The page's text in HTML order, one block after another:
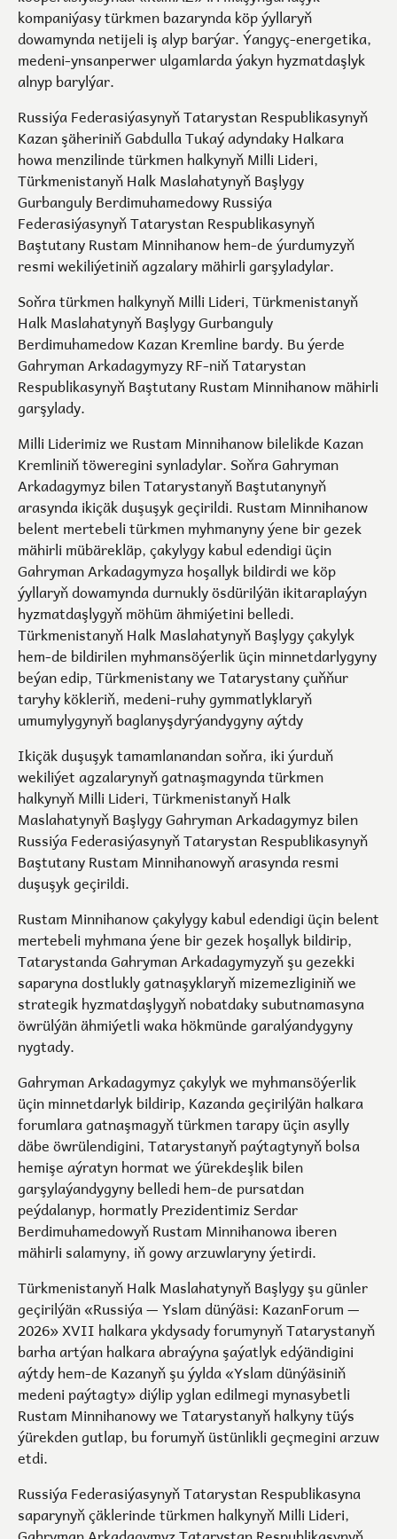
kompaniýasy türkmen bazarynda köp ýyllaryň
dowamynda netijeli iş alyp barýar. Ýangyç-energetika,
medeni-ynsanperwer ulgamlarda ýakyn hyzmatdaşlyk
alnyp barylýar.
Russiýa Federasiýasynyň Tatarystan Respublikasynyň
Kazan şäheriniň Gabdulla Tukaý adyndaky Halkara
howa menzilinde türkmen halkynyň Milli Lideri,
Türkmenistanyň Halk Maslahatynyň Başlygy
Gurbanguly Berdimuhamedowy Russiýa
Federasiýasynyň Tatarystan Respublikasynyň
Baştutany Rustam Minnihanow hem-de ýurdumyzyň
resmi wekiliýetiniň agzalary mähirli garşyladylar.
Soňra türkmen halkynyň Milli Lideri, Türkmenistanyň
Halk Maslahatynyň Başlygy Gurbanguly
Berdimuhamedow Kazan Kremline bardy. Bu ýerde
Gahryman Arkadagymyzy RF-niň Tatarystan
Respublikasynyň Baştutany Rustam Minnihanow mähirli
garşylady.
Milli Liderimiz we Rustam Minnihanow bilelikde Kazan
Kremliniň töweregini synladylar. Soňra Gahryman
Arkadagymyz bilen Tatarystanyň Baştutanynyň
arasynda ikiçäk duşuşyk geçirildi. Rustam Minnihanow
belent mertebeli türkmen myhmanyny ýene bir gezek
mähirli mübärekläp, çakylygy kabul edendigi üçin
Gahryman Arkadagymyza hoşallyk bildirdi we köp
ýyllaryň dowamynda durnukly ösdürilýän ikitaraplaýyn
hyzmatdaşlygyň möhüm ähmiýetini belledi.
Türkmenistanyň Halk Maslahatynyň Başlygy çakylyk
hem-de bildirilen myhmansöýerlik üçin minnetdarlygyny
beýan edip, Türkmenistany we Tatarystany çuňňur
taryhy kökleriň, medeni-ruhy gymmatlyklaryň
umumylygynyň baglanyşdyrýandygyny aýtdy
Ikiçäk duşuşyk tamamlanandan soňra, iki ýurduň
wekiliýet agzalarynyň gatnaşmagynda türkmen
halkynyň Milli Lideri, Türkmenistanyň Halk
Maslahatynyň Başlygy Gahryman Arkadagymyz bilen
Russiýa Federasiýasynyň Tatarystan Respublikasynyň
Baştutany Rustam Minnihanowyň arasynda resmi
duşuşyk geçirildi.
Rustam Minnihanow çakylygy kabul edendigi üçin belent
mertebeli myhmana ýene bir gezek hoşallyk bildirip,
Tatarystanda Gahryman Arkadagymyzyň şu gezekki
saparyna dostlukly gatnaşyklaryň mizemezliginiň we
strategik hyzmatdaşlygyň nobatdaky subutnamasyna
öwrülýän ähmiýetli waka hökmünde garalýandygyny
nygtady.
Gahryman Arkadagymyz çakylyk we myhmansöýerlik
üçin minnetdarlyk bildirip, Kazanda geçirilýän halkara
forumlara gatnaşmagyň türkmen tarapy üçin asylly
däbe öwrülendigini, Tatarystanyň paýtagtynyň bolsa
hemişe aýratyn hormat we ýürekdeşlik bilen
garşylaýandygyny belledi hem-de pursatdan
peýdalanyp, hormatly Prezidentimiz Serdar
Berdimuhamedowyň Rustam Minnihanowa iberen
mähirli salamyny, iň gowy arzuwlaryny ýetirdi.
Türkmenistanyň Halk Maslahatynyň Başlygy şu günler
geçirilýän «Russiýa — Yslam dünýäsi: KazanForum —
2026» XVII halkara ykdysady forumynyň Tatarystanyň
barha artýan halkara abraýyna şaýatlyk edýändigini
aýtdy hem-de Kazanyň şu ýylda «Yslam dünýäsiniň
medeni paýtagty» diýlip yglan edilmegi mynasybetli
Rustam Minnihanowy we Tatarystanyň halkyny tüýs
ýürekden gutlap, bu forumyň üstünlikli geçmegini arzuw
etdi.
Russiýa Federasiýasynyň Tatarystan Respublikasyna
saparynyň çäklerinde türkmen halkynyň Milli Lideri,